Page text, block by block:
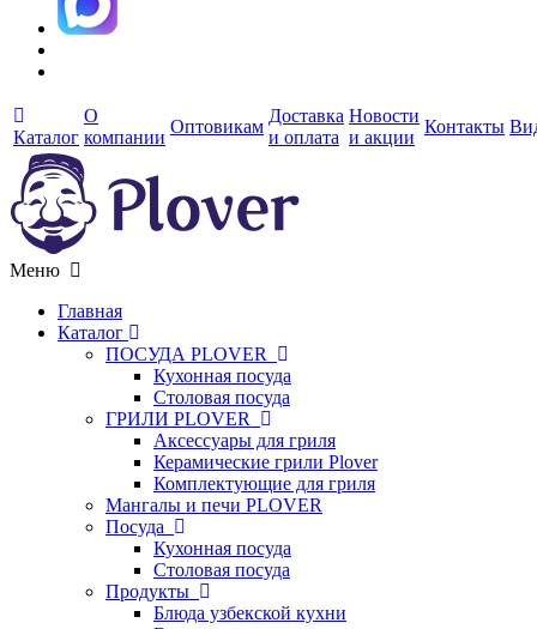
Каталог
О
компании
Оптовикам
Доставка
и оплата
Новости
и акции
Контакты
Меню
Главная
Каталог
ПОСУДА PLOVER
Кухонная посуда
Столовая посуда
ГРИЛИ PLOVER
Аксессуары для гриля
Керамические грили Plover
Комплектующие для гриля
Мангалы и печи PLOVER
Посуда
Кухонная посуда
Столовая посуда
Продукты
Блюда узбекской кухни